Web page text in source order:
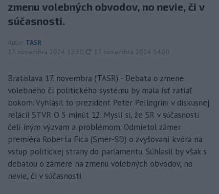
zmenu volebných obvodov, no nevie, či v
súčasnosti.
Autor TASR
17. novembra 2024 12:30
aktualizované
17. novembra 2024 14:00
Bratislava 17. novembra (TASR) - Debata o zmene
volebného či politického systému by mala ísť zatiaľ
bokom. Vyhlásil to prezident Peter Pellegrini v diskusnej
relácii STVR O 5 minút 12. Myslí si, že SR v súčasnosti
čelí iným výzvam a problémom. Odmietol zámer
premiéra Roberta Fica (Smer-SD) o zvyšovaní kvóra na
vstup politickej strany do parlamentu. Súhlasil by však s
debatou o zámere na zmenu volebných obvodov, no
nevie, či v súčasnosti.